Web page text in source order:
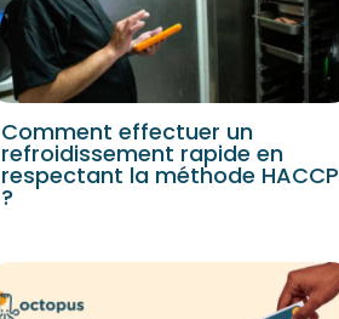
Comment effectuer un
refroidissement rapide en
respectant la méthode HACCP
?